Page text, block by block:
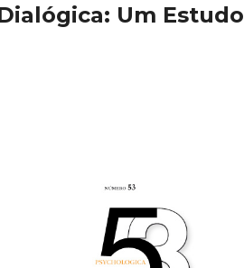
Um Estudo